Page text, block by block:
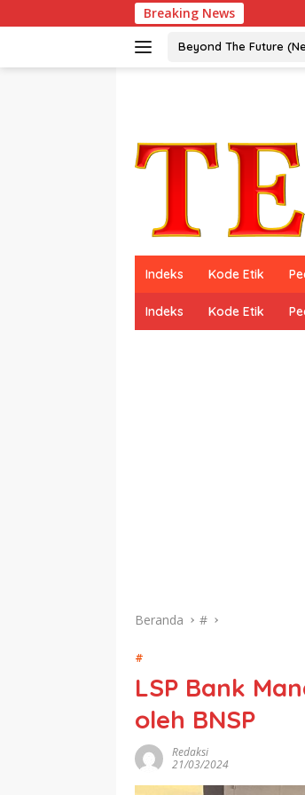
ke
Breaking News
Beyond The Future
Indeks Kode Etik
Indeks Kode Etik
Beranda #
#
LSP Bank
oleh BNSP
Redaksi
21/03/2024